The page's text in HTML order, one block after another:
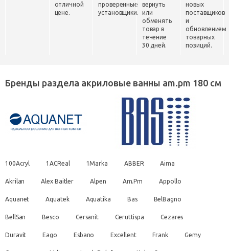
отличной
цене.
проверенные
установщики.
вернуть
или
обменять
товар в
течение
30 дней.
новых
поставщиков
и
обновлением
товарных
позиций.
Бренды раздела акриловые ванны am.pm 180 см
100Acryl 1ACReal 1Marka ABBER Aima
Akrilan Alex Baitler Alpen Am.Pm Appollo
Aquanet Aquatek Aquatika Bas BelBagno
BellSan Besco Cersanit Ceruttispa Cezares
Duravit Eago Esbano Excellent Frank Gemy